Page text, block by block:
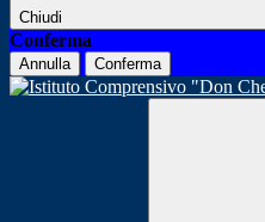
Chiudi
Conferma
Annulla Conferma